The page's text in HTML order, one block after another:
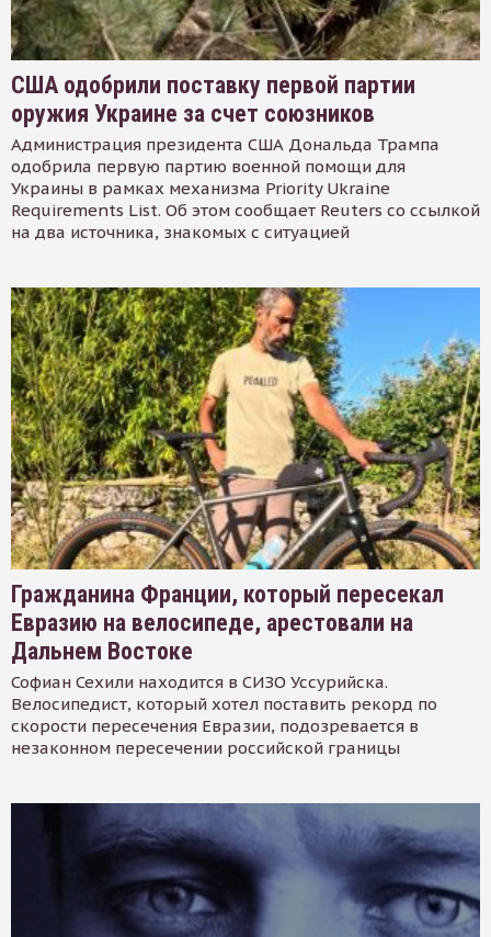
США одобрили поставку первой партии
оружия Украине за счет союзников
Администрация президента США Дональда Трампа
одобрила первую партию военной помощи для
Украины в рамках механизма Priority Ukraine
Requirements List. Об этом сообщает Reuters со ссылкой
на два источника, знакомых с ситуацией
Гражданина Франции, который пересекал
Евразию на велосипеде, арестовали на
Дальнем Востоке
Софиан Сехили находится в СИЗО Уссурийска.
Велосипедист, который хотел поставить рекорд по
скорости пересечения Евразии, подозревается в
незаконном пересечении российской границы